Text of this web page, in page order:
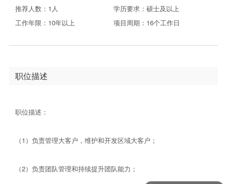
推荐人数：1人
学历要求：硕士及以上
工作年限：10年以上
项目周期：16个工作日
职位描述
职位描述：
（1）负责管理大客户，维护和开发区域大客户；
（2）负责团队管理和持续提升团队能力；